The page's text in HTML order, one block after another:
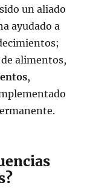
un aliado
ayudado a
alimentos,
,